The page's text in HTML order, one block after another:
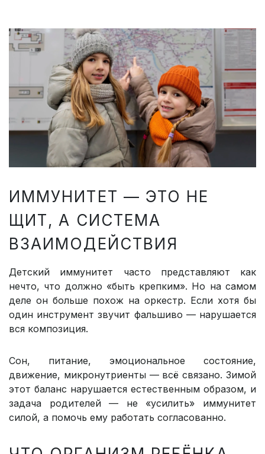
ИММУНИТЕТ — ЭТО НЕ
ЩИТ, А СИСТЕМА
ВЗАИМОДЕЙСТВИЯ
Детский иммунитет часто представляют как
нечто, что должно «быть крепким». Но на самом
деле он больше похож на оркестр. Если хотя бы
один инструмент звучит фальшиво — нарушается
вся композиция.
Сон, питание, эмоциональное состояние,
движение, микронутриенты — всё связано. Зимой
этот баланс нарушается естественным образом, и
задача родителей — не «усилить» иммунитет
силой, а помочь ему работать согласованно.